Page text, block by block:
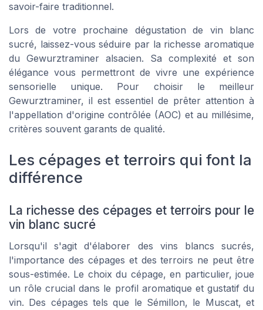
savoir-faire traditionnel.
Lors de votre prochaine dégustation de vin blanc
sucré, laissez-vous séduire par la richesse aromatique
du Gewurztraminer alsacien. Sa complexité et son
élégance vous permettront de vivre une expérience
sensorielle unique. Pour choisir le meilleur
Gewurztraminer, il est essentiel de prêter attention à
l'appellation d'origine contrôlée (AOC) et au millésime,
critères souvent garants de qualité.
Les cépages et terroirs qui font la
différence
La richesse des cépages et terroirs pour le
vin blanc sucré
Lorsqu'il s'agit d'élaborer des vins blancs sucrés,
l'importance des cépages et des terroirs ne peut être
sous-estimée. Le choix du cépage, en particulier, joue
un rôle crucial dans le profil aromatique et gustatif du
vin. Des cépages tels que le Sémillon, le Muscat, et